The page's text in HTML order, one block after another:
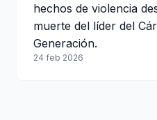
hechos de violencia
muerte del líder del
Generación.
24 feb 2026